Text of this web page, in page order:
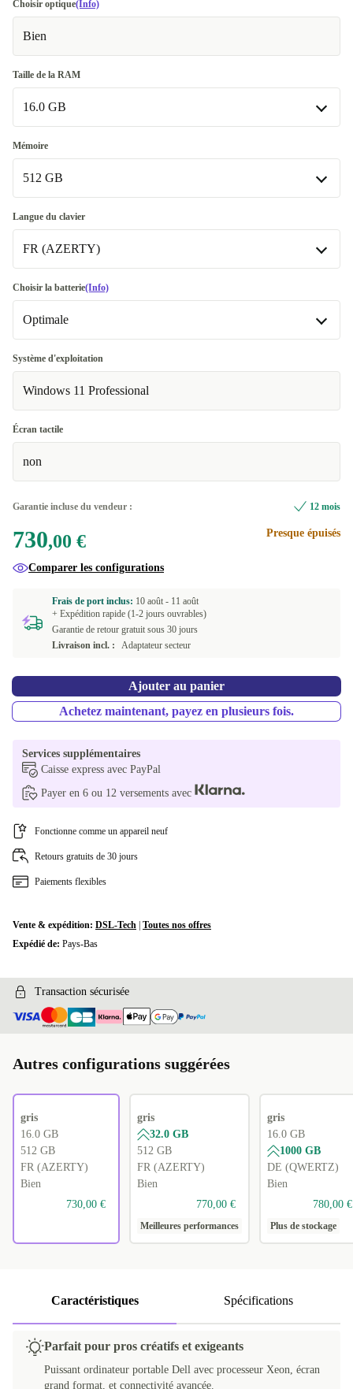
Choisir optique(Info)
Bien
Taille de la RAM
16.0 GB
16.0 GB
32.0 GB +40,00 €
64.0 GB
Mémoire
512 GB
512 GB
1000 GB +50,00 €
Langue du clavier
FR (AZERTY)
DE (QWERTZ)
FR (AZERTY)
UK (QWERTY)
Disponible dans d'autres variantes
PT (QWERTY)
Choisir la batterie(Info)
Optimale
Optimale
Neuve
Système d'exploitation
Windows 11 Professional
Écran tactile
non
Garantie incluse du vendeur : 12 mois
730,00 € Presque épuisés
Comparer les configurations
Frais de port inclus: 10 août - 11 août
+ Expédition rapide (1-2 jours ouvrables)
Garantie de retour gratuit sous 30 jours
Livraison incl. :
Adaptateur secteur
Ajouter au panier
Achetez maintenant, payez en plusieurs fois.
Services supplémentaires
Caisse express avec PayPal
Payer en 6 ou 12 versements avec
Fonctionne comme un appareil neuf
Retours gratuits de 30 jours
Paiements flexibles
Vente & expédition: DSL-Tech Toutes nos offres
Expédié de: Pays-Bas
Transaction sécurisée
Autres configurations suggérées
gris
16.0 GB
512 GB
FR (AZERTY)
Bien
730,00 €
gris
32.0 GB
512 GB
FR (AZERTY)
Bien
770,00 €
Meilleures performances
gris
16.0 GB
1000 GB
DE (QWERTZ)
Bien
780,00 €
Plus de stockage
Caractéristiques Spécifications
Parfait pour pros créatifs et exigeants
Puissant ordinateur portable Dell avec processeur Xeon, écran
grand format, et connectivité avancée.